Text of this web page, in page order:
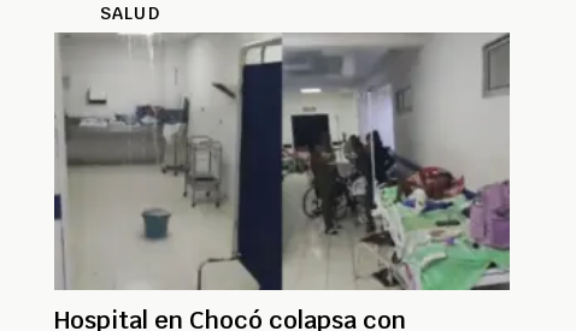
SALUD
Hospital en Chocó colapsa con